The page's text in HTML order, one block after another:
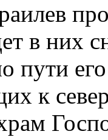
в них
пути
к